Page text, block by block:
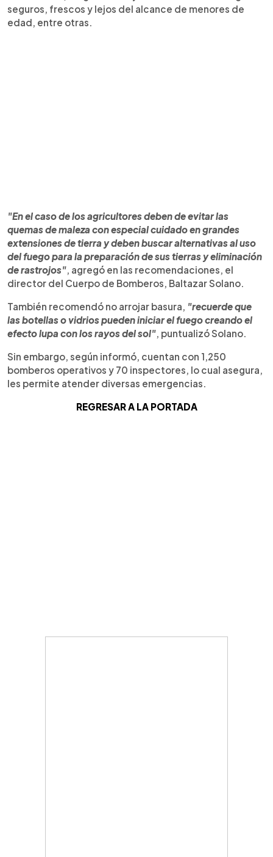
seguros, frescos y lejos del alcance de menores de
edad, entre otras.
"En el caso de los agricultores deben de evitar las
quemas de maleza con especial cuidado en grandes
extensiones de tierra y deben buscar alternativas al uso
del fuego para la preparación de sus tierras y eliminación
de rastrojos", agregó en las recomendaciones, el
director del Cuerpo de Bomberos, Baltazar Solano.
También recomendó no arrojar basura, "recuerde que
las botellas o vidrios pueden iniciar el fuego creando el
efecto lupa con los rayos del sol", puntualizó Solano.
Sin embargo, según informó, cuentan con 1,250
bomberos operativos y 70 inspectores, lo cual asegura,
les permite atender diversas emergencias.
REGRESAR A LA PORTADA